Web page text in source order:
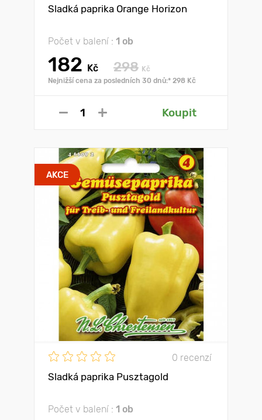
Sladká paprika Orange Horizon
Počet v balení : 1 ob
182 Kč 298 Kč
Nejnižší cena za posledních 30 dnů:* 298 Kč
Koupit
AKCE
0 recenzí
Sladká paprika Pusztagold
Počet v balení : 1 ob